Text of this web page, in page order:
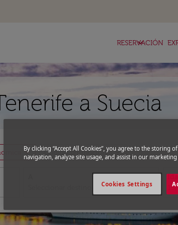
RESERVACIÓN
keyboard_arrow_down
a Suecia
expand_more Código promocionalexpand_more
By clicking “Accept All Cookies”, you agree to the storing
navigation, analyze site usage, and assist in our
Cookies Settings